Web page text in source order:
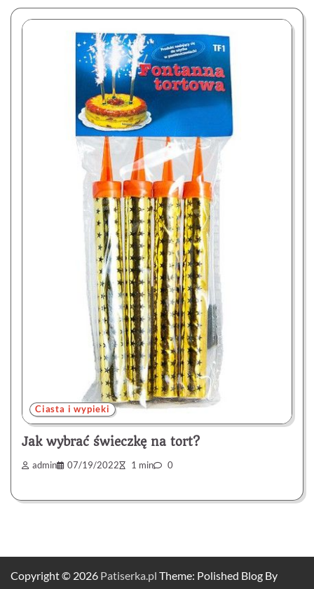
Ciasta i wypieki
Jak wybrać świeczkę na tort?
admin 07/19/2022 1 min 0
Copyright © 2026 Patiserka.pl Theme: Polished Blog By